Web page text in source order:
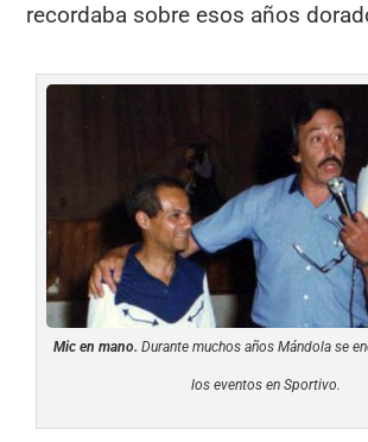
recordaba sobre esos años
Mic en mano. Durante muchos años Mándola se
los eventos en Sportivo.